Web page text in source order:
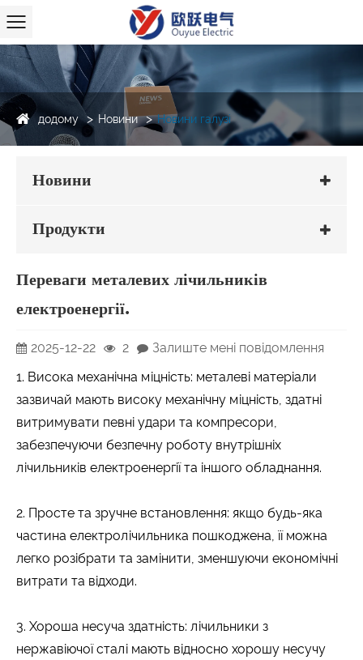
додому Новини Новини галузі
Новини
Продукти
Переваги металевих лічильників
електроенергії.
2025-12-22 2
Залиште мені повідомлення
1. Висока механічна міцність: металеві матеріали
зазвичай мають високу механічну міцність, здатні
витримувати певні удари та компресори,
забезпечуючи безпечну роботу внутрішніх
лічильників електроенергії та іншого обладнання.
2. Просте та зручне встановлення: якщо будь-яка
частина електролічильника пошкоджена, її можна
легко розібрати та замінити, зменшуючи економічні
витрати та відходи.
3. Хороша несуча здатність: лічильники з
нержавіючої сталі мають відносно хорошу несучу